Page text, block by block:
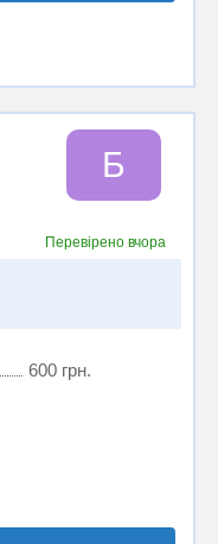
Б
Перевірено вчора
600 грн.